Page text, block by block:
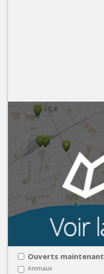
Ouverts maintenant
Animaux